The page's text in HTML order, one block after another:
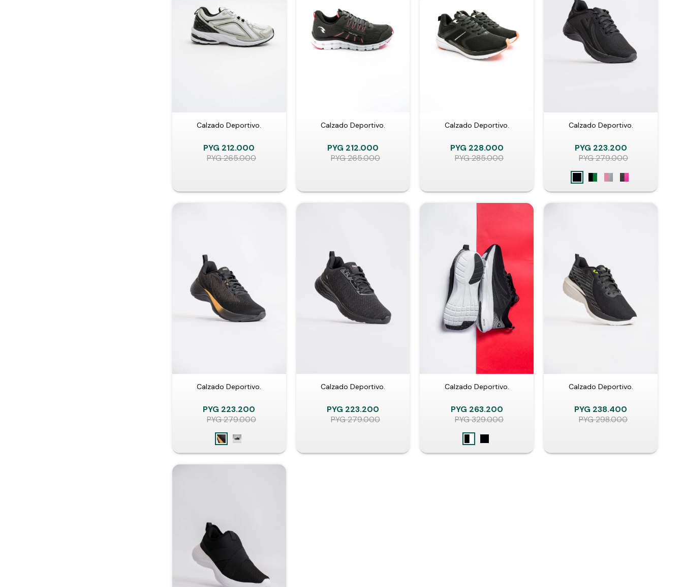
Calzado Deportivo.
PYG 212.000
PYG265.000
Calzado Deportivo.
PYG 212.000
PYG265.000
Calzado Deportivo.
PYG 228.000
PYG285.000
Calzado Deportivo.
PYG 223.200
PYG279.000
Calzado Deportivo.
PYG 223.200
PYG279.000
Calzado Deportivo.
PYG 223.200
PYG279.000
Calzado Deportivo.
PYG 263.200
PYG329.000
Calzado Deportivo.
PYG 238.400
PYG298.000